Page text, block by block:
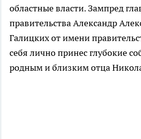
областные власти. Зампред
правительства Александр
Галицких от имени
себя лично принес глубокие
родным и близким отца